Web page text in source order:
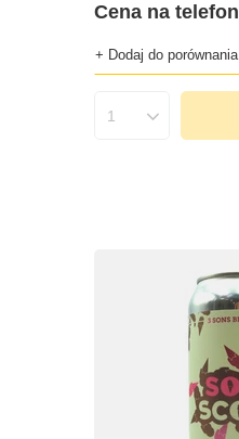
Cena na telefon
+ Dodaj do porównania
Ilość produktów